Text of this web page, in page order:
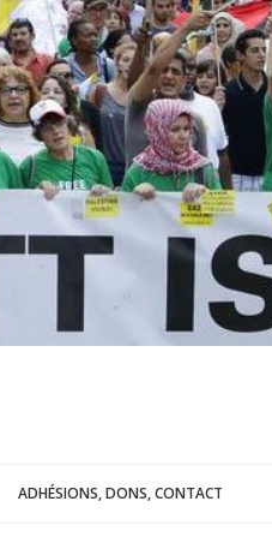
ADHÉSIONS, DONS, CONTACT